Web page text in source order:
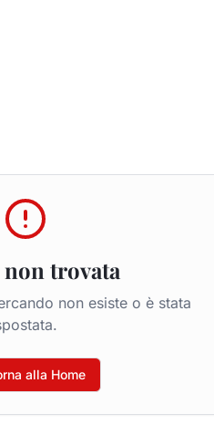
non trovata
non esiste o è stata
alla Home